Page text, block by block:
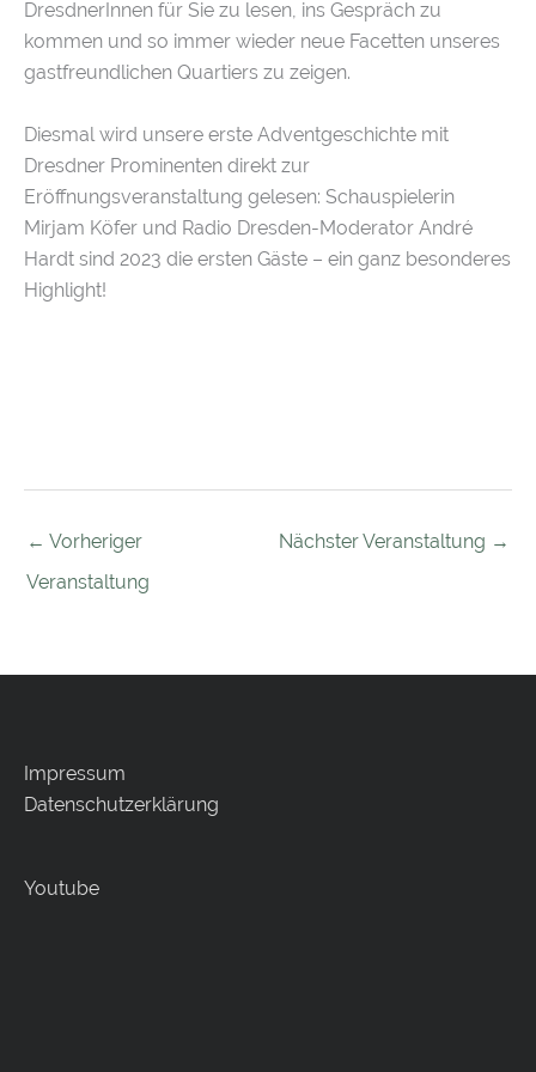
DresdnerInnen für Sie zu lesen, ins Gespräch zu
kommen und so immer wieder neue Facetten unseres
gastfreundlichen Quartiers zu zeigen.
Diesmal wird unsere erste Adventgeschichte mit
Dresdner Prominenten direkt zur
Eröffnungsveranstaltung gelesen: Schauspielerin
Mirjam Köfer und Radio Dresden-Moderator André
Hardt sind 2023 die ersten Gäste – ein ganz besonderes
Highlight!
← Vorheriger
Veranstaltung
Nächster Veranstaltung →
Impressum
Datenschutzerklärung
Youtube